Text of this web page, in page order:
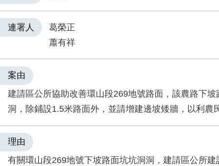
連署人
葛榮正
蕭有祥
案由
建請區公所協助改善環山段269地號路面，該農路下
洞，除鋪設1.5米路面外，並請增建邊坡矮牆，以利農
理由
有關環山段269地號下坡路面坑坑洞洞，建請區公所